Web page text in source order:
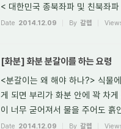
< 대한민국 종북좌파 및 친북좌
Date 2014.12.09 By 갈렙
[화분] 화분 분갈이를 하는 요령
<분갈이는 왜 해야 하나?> 식물
게 되면 부리가 화분 안에 꽉 차
이 너무 굳어져서 물을 주어도 흙
Date 2014.12.09 By 갈렙